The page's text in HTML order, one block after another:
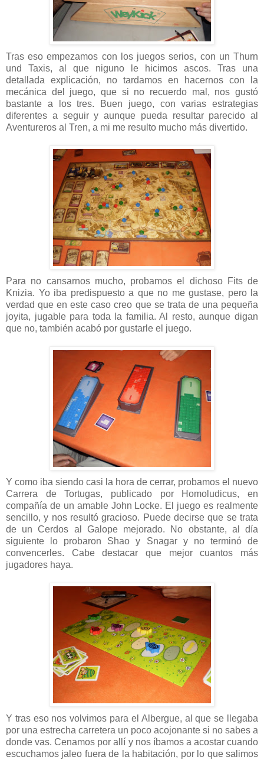
Tras eso empezamos con los juegos serios, con un Thurn
und Taxis, al que niguno le hicimos ascos. Tras una
detallada explicación, no tardamos en hacernos con la
mecánica del juego, que si no recuerdo mal, nos gustó
bastante a los tres. Buen juego, con varias estrategias
diferentes a seguir y aunque pueda resultar parecido al
Aventureros al Tren, a mi me resulto mucho más divertido.
Para no cansarnos mucho, probamos el dichoso Fits de
Knizia. Yo iba predispuesto a que no me gustase, pero la
verdad que en este caso creo que se trata de una pequeña
joyita, jugable para toda la familia. Al resto, aunque digan
que no, también acabó por gustarle el juego.
Y como iba siendo casi la hora de cerrar, probamos el nuevo
Carrera de Tortugas, publicado por Homoludicus, en
compañía de un amable John Locke. El juego es realmente
sencillo, y nos resultó gracioso. Puede decirse que se trata
de un Cerdos al Galope mejorado. No obstante, al día
siguiente lo probaron Shao y Snagar y no terminó de
convencerles. Cabe destacar que mejor cuantos más
jugadores haya.
Y tras eso nos volvimos para el Albergue, al que se llegaba
por una estrecha carretera un poco acojonante si no sabes a
donde vas. Cenamos por allí y nos íbamos a acostar cuando
escuchamos jaleo fuera de la habitación, por lo que salimos